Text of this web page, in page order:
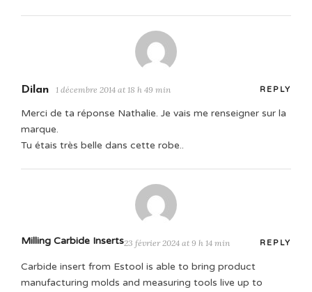
Dilan 1 décembre 2014 at 18 h 49 min REPLY
Merci de ta réponse Nathalie. Je vais me renseigner sur la
marque.
Tu étais très belle dans cette robe..
Milling Carbide Inserts23 février 2024 at 9 h 14 min REPLY
Carbide insert from Estool is able to bring product
manufacturing molds and measuring tools live up to